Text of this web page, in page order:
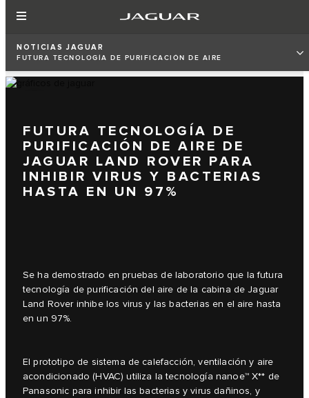
NOTICIAS JAGUAR
FUTURA TECNOLOGÍA DE PURIFICACIÓN DE AIRE
FUTURA TECNOLOGÍA DE
PURIFICACIÓN DE AIRE DE
JAGUAR LAND ROVER PARA
INHIBIR VIRUS Y BACTERIAS
HASTA EN UN 97%
Se ha demostrado en pruebas de laboratorio que la futura
tecnología de purificación del aire de la cabina de Jaguar
Land Rover inhibe los virus y las bacterias en el aire hasta
en un 97%.
El prototipo de sistema de calefacción, ventilación y aire
acondicionado (HVAC) utiliza la tecnología nanoe™ X** de
Panasonic para inhibir las bacterias y virus dañinos, y